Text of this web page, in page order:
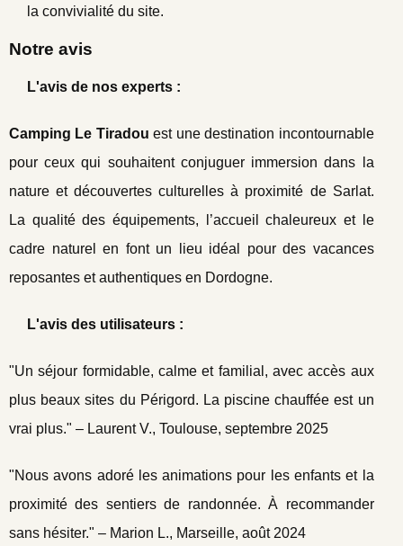
la convivialité du site.
Notre avis
L'avis de nos experts :
Camping Le Tiradou est une destination incontournable
pour ceux qui souhaitent conjuguer immersion dans la
nature et découvertes culturelles à proximité de Sarlat.
La qualité des équipements, l’accueil chaleureux et le
cadre naturel en font un lieu idéal pour des vacances
reposantes et authentiques en Dordogne.
L'avis des utilisateurs :
"Un séjour formidable, calme et familial, avec accès aux
plus beaux sites du Périgord. La piscine chauffée est un
vrai plus." – Laurent V., Toulouse, septembre 2025
"Nous avons adoré les animations pour les enfants et la
proximité des sentiers de randonnée. À recommander
sans hésiter." – Marion L., Marseille, août 2024